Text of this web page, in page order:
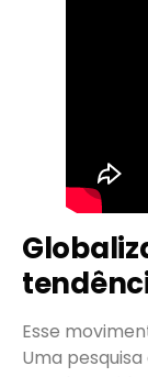
Esse
Uma